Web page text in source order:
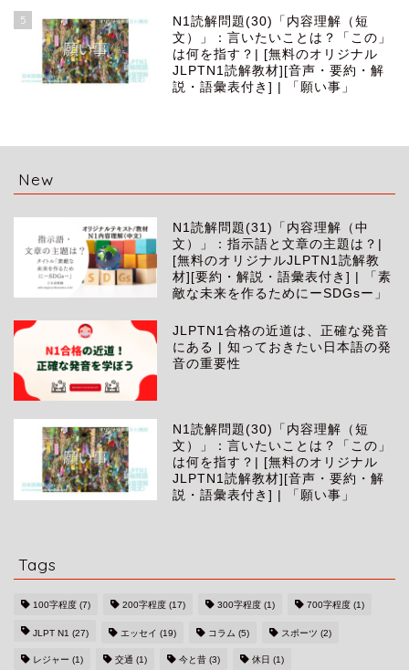
5
N1読解問題(30)「内容理解（短
文）」：言いたいことは？「この」
は何を指す？| [無料のオリジナル
JLPTN1読解教材][音声・要約・解
説・語彙表付き] | 「願い事」
New
N1読解問題(31)「内容理解（中
文）」：指示語と文章の主題は？|
[無料のオリジナルJLPTN1読解教
材][要約・解説・語彙表付き] | 「素
敵な未来を作るためにーSDGsー」
JLPTN1合格の近道は、正確な発音
にある | 知っておきたい日本語の発
音の重要性
N1読解問題(30)「内容理解（短
文）」：言いたいことは？「この」
は何を指す？| [無料のオリジナル
JLPTN1読解教材][音声・要約・解
説・語彙表付き] | 「願い事」
Tags
100字程度 (7) 200字程度 (17) 300字程度 (1) 700字程度 (1)
JLPT N1 (27) エッセイ (19) コラム (5) スポーツ (2)
レジャー (1) 交通 (1) 今と昔 (3) 休日 (1)